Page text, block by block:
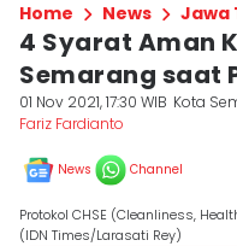
Home News Jawa
4 Syarat Aman
Semarang saat
01 Nov 2021, 17:30 WIB Kota
Fariz Fardianto
News Channel
Protokol CHSE (Cleanliness,
(IDN Times/Larasati Rey)